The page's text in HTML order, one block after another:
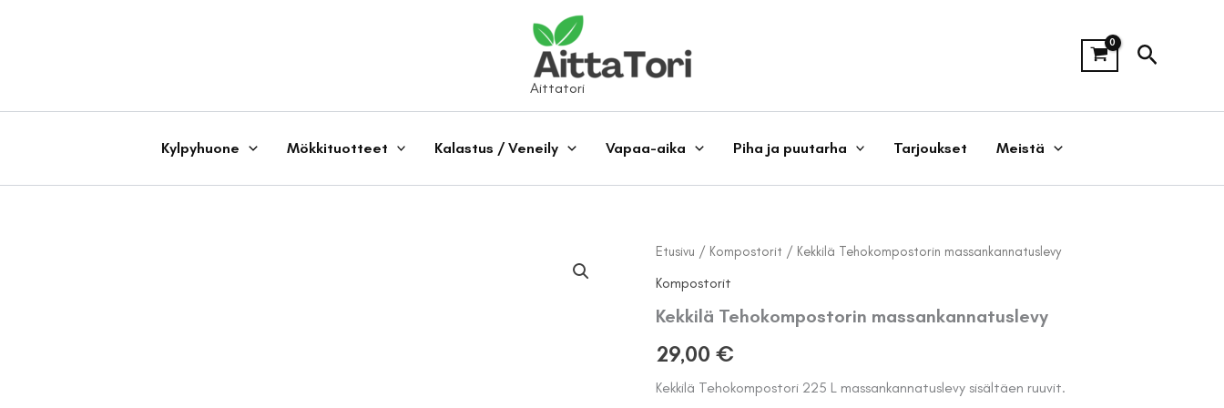
Aittatori
Hae
Kylpyhuone Mökkituotteet Kalastus / Veneily Vapaa-aika Piha ja puutarha Tarjoukset Meistä
Etusivu / Kompostorit / Kekkilä Tehokompostorin massankannatuslevy
Kompostorit
Kekkilä Tehokompostorin massankannatuslevy
29,00 €
Kekkilä Tehokompostori 225 L massankannatuslevy sisältäen ruuvit.